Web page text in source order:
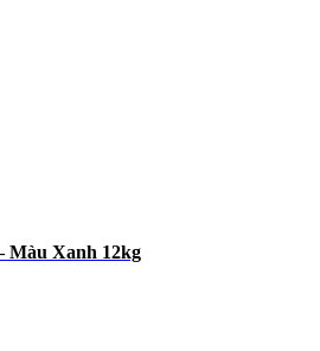
Gas Saigon Petro – Màu Xanh 12kg